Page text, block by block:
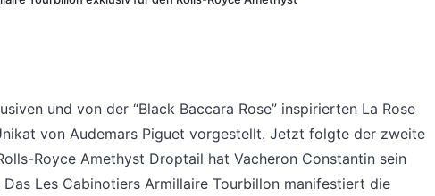
und von der “Black Baccara Rose” inspirierten La Rose
von Audemars Piguet vorgestellt. Jetzt folgte der zweite
Royce Amethyst Droptail hat Vacheron Constantin sein
Les Cabinotiers Armillaire Tourbillon manifestiert die